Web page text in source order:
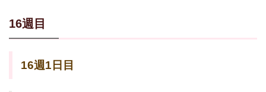
16週目
16週1日目